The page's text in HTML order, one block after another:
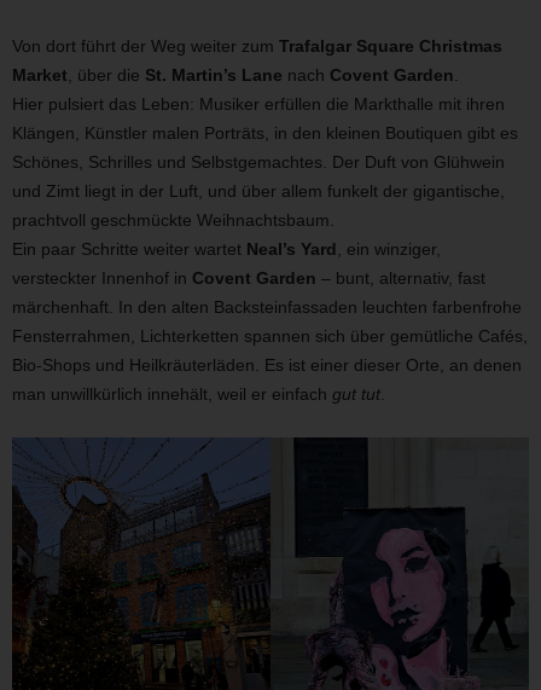
Von dort führt der Weg weiter zum Trafalgar Square Christmas
Market , über die St. Martin’s Lane nach Covent Garden
Hier pulsiert das Leben: Musiker erfüllen die Markthalle mit ihren
Klängen, Künstler malen Porträts, in den kleinen Boutiquen gibt es
Schönes, Schrilles und Selbstgemachtes. Der Duft von Glühwein
und Zimt liegt in der Luft, und über allem funkelt der gigantische,
prachtvoll geschmückte Weihnachtsbaum.
Ein paar Schritte weiter wartet Neal’s Yard , ein winziger,
versteckter Innenhof in Covent Garden – bunt, alternativ, fast
märchenhaft. In den alten Backsteinfassaden leuchten farbenfrohe
Fensterrahmen, Lichterketten spannen sich über gemütliche Cafés,
Bio-Shops und Heilkräuterläden. Es ist einer dieser Orte, an denen
man unwillkürlich innehält, weil er einfach gut tut